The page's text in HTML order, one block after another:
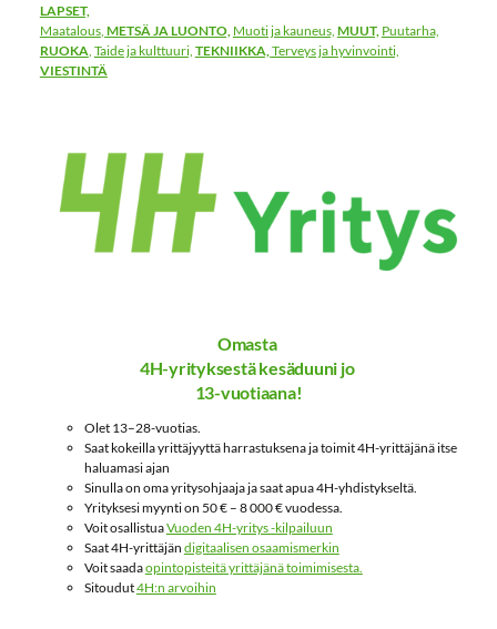
LAPSET,
Maatalous, METSÄ JA LUONTO, Muoti ja kauneus, MUUT, Puutarha,
RUOKA Taide ja kulttuuri, TEKNIIKKA, Terveys ja hyvinvointi,
VIESTINTÄ
Omasta
4H-yrityksestä kesäduuni jo
13-vuotiaana!
Olet 13–28-vuotias.
Saat kokeilla yrittäjyyttä harrastuksena ja toimit 4H-yrittäjänä itse
haluamasi ajan
Sinulla on oma yritysohjaaja ja saat apua 4H-yhdistykseltä.
Yrityksesi myynti on 50 € – 8 000 € vuodessa.
Voit osallistuaVuoden 4H-yritys -kilpailuun
Saat 4H-yrittäjän digitaalisen osaamismerkin
Voit saadaopintopisteitä yrittäjänä toimimisesta.
Sitoudut4H:n arvoihin